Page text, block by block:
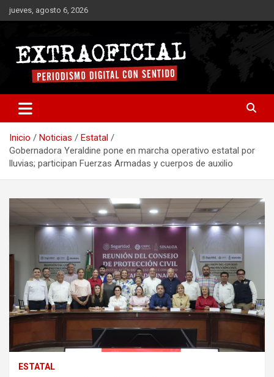
Saltar
al
jueves, agosto 6, 2026
Extraoficial
Inicio Noticias
Estatal
Gobernadora Yeraldine pone en marcha operativo estatal por
lluvias; participan Fuerzas Armadas y cuerpos de auxilio
ESTATAL